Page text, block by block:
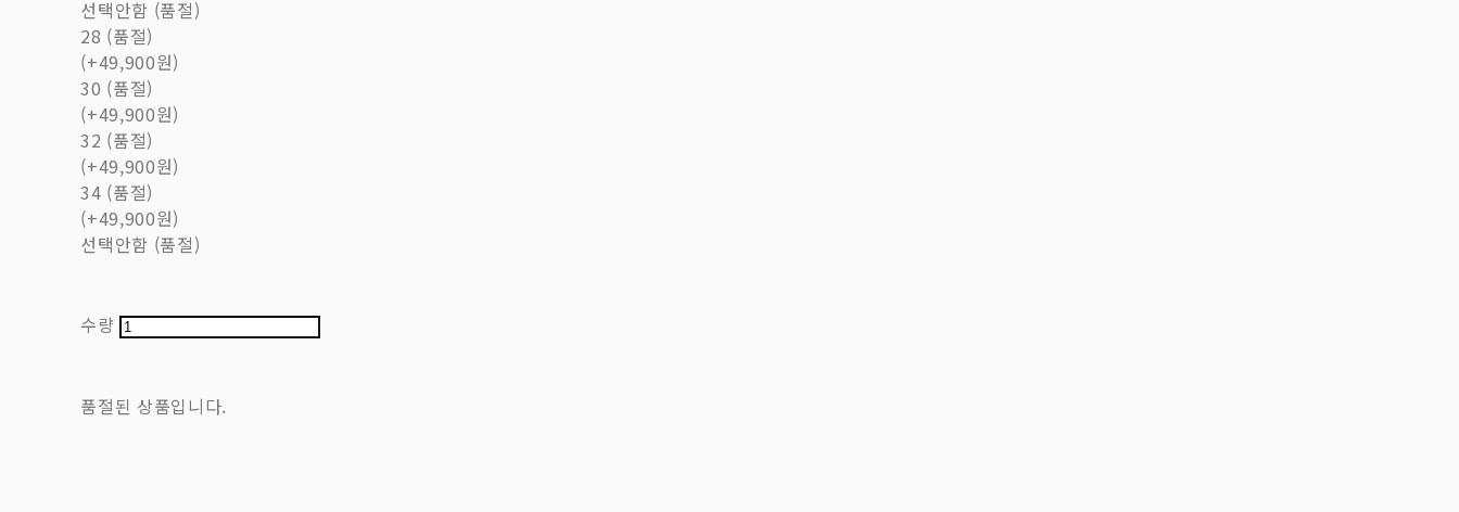
선택안함 (품절)
28 (품절)
(+49,900원)
30 (품절)
(+49,900원)
32 (품절)
(+49,900원)
34 (품절)
(+49,900원)
선택안함 (품절)
수량
품절된 상품입니다.